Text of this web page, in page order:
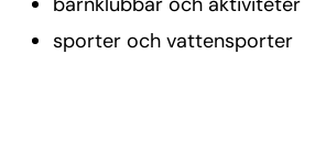
sporter och vattensporter